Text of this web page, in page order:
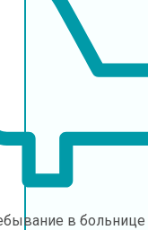
в больнице